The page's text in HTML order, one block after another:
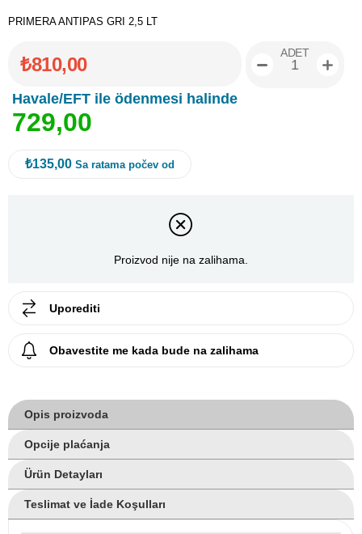
PRIMERA ANTIPAS GRI 2,5 LT
₺810,00
Havale/EFT ile ödenmesi halinde
729,00
ADET
₺135,00 Sa ratama počev od
Proizvod nije na zalihama.
Uporediti
Obavestite me kada bude na zalihama
Opis proizvoda
Opcije plaćanja
Ürün Detayları
Teslimat ve İade Koşulları